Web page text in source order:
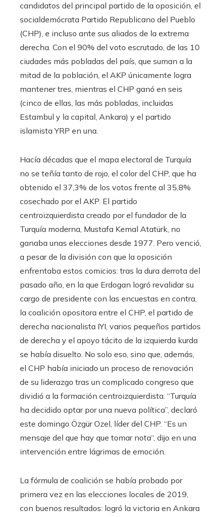
candidatos del principal partido de la oposición, el
socialdemócrata Partido Republicano del Pueblo
(CHP), e incluso ante sus aliados de la extrema
derecha. Con el 90% del voto escrutado, de las 10
ciudades más pobladas del país, que suman a la
mitad de la población, el AKP únicamente logra
mantener tres, mientras el CHP ganó en seis
(cinco de ellas, las más pobladas, incluidas
Estambul y la capital, Ankara) y el partido
islamista YRP en una.
Hacía décadas que el mapa electoral de Turquía
no se teñía tanto de rojo, el color del CHP, que ha
obtenido el 37,3% de los votos frente al 35,8%
cosechado por el AKP. El partido
centroizquierdista creado por el fundador de la
Turquía moderna, Mustafa Kemal Atatürk, no
ganaba unas elecciones desde 1977. Pero venció,
a pesar de la división con que la oposición
enfrentaba estos comicios: tras la dura derrota del
pasado año, en la que Erdogan logró revalidar su
cargo de presidente con las encuestas en contra,
la coalición opositora entre el CHP, el partido de
derecha nacionalista IYI, varios pequeños partidos
de derecha y el apoyo tácito de la izquierda kurda
se había disuelto. No solo eso, sino que, además,
el CHP había iniciado un proceso de renovación
de su liderazgo tras un complicado congreso que
dividió a la formación centroizquierdista. “Turquía
ha decidido optar por una nueva política”, declaró
este domingo Özgür Ozel, líder del CHP. “Es un
mensaje del que hay que tomar nota“, dijo en una
intervención entre lágrimas de emoción.
La fórmula de coalición se había probado por
primera vez en las elecciones locales de 2019,
con buenos resultados: logró la victoria en Ankara